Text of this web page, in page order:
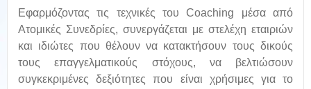
Εφαρμόζοντας τις τεχνικές του Coaching μέσα από
Ατομικές Συνεδρίες, συνεργάζεται με στελέχη εταιριών
και ιδιώτες που θέλουν να κατακτήσουν τους δικούς
τους επαγγελματικούς στόχους, να βελτιώσουν
συγκεκριμένες δεξιότητες που είναι χρήσιμες για το